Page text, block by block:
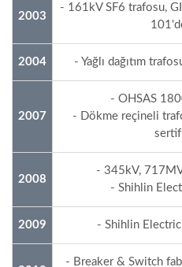
2003
- 161kV SF6 trafosu,
2004 - Yağlı dağıtım
2007
- OHSAS
- Dökme reçineli
2008
- 345kV,
- Shihlin
2009 - Shihlin
- Breaker & Switch